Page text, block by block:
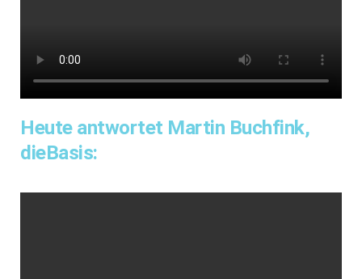
Heute antwortet Martin Buchfink,
dieBasis: